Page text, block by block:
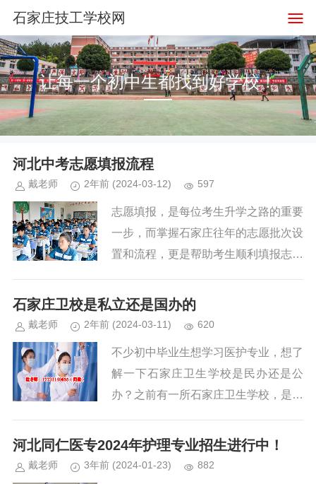
石家庄技工学校网
让每一个初中生都找到好学校！
河北中考志愿填报流程
戴老师 2年前 (2024-03-12) 597
志愿填报，是每位考生升学之路的重要
一步，而掌握石家庄往年的志愿批次设
置和流程，更是帮助考生顺利填报志愿
读石家庄往年的志愿批次设置，包括各
还将为您提供志愿填报的详细流程，从
准备材料、选择学校和专业，到填报志
愿、确认提交，每一步都为您详细解
析。通过本文，您将能够更加从容地面
对志愿填报，为自己的升学之路奠定坚
实的基础。...
石家庄卫校是私立还是国办的
戴老师 2年前 (2024-03-11) 620
不少初中毕业生想学习医护专业，想了
解一下石家庄卫生学校是民办还是公
办？之前有一所石家庄卫生学校，是国
河北医科大学，不再面向初中毕业生招
河北同仁医专2024年护理专业招生进行中！
戴老师 3年前 (2024-01-23) 882